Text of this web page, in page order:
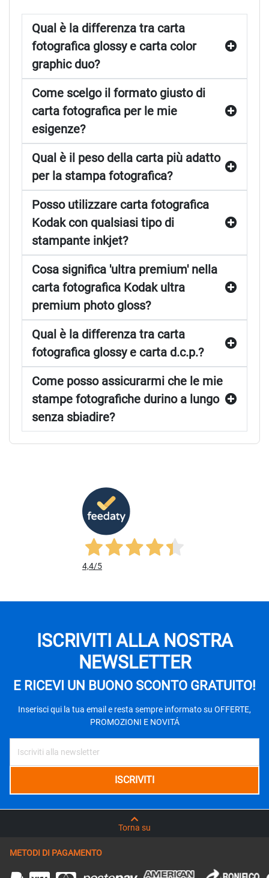
Qual è la differenza tra carta
fotografica glossy e carta color
graphic duo?
Come scelgo il formato giusto di
carta fotografica per le mie
esigenze?
Qual è il peso della carta più adatto
per la stampa fotografica?
Posso utilizzare carta fotografica
Kodak con qualsiasi tipo di
stampante inkjet?
Cosa significa 'ultra premium' nella
carta fotografica Kodak ultra
premium photo gloss?
Qual è la differenza tra carta
fotografica glossy e carta d.c.p.?
Come posso assicurarmi che le mie
stampe fotografiche durino a lungo
senza sbiadire?
4,4/5
ISCRIVITI ALLA NOSTRA
NEWSLETTER
E RICEVI UN BUONO SCONTO GRATUITO!
Inserisci qui la tua email e resta sempre informato su OFFERTE,
PROMOZIONI E NOVITÁ
Torna su
METODI DI PAGAMENTO